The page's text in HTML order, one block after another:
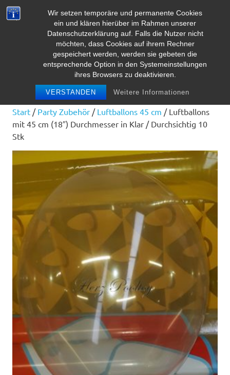
Wir setzen temporäre und permanente Cookies
ein und klären hierüber im Rahmen unserer
Datenschutzerklärung auf. Falls die Nutzer nicht
möchten, dass Cookies auf ihrem Rechner
gespeichert werden, werden sie gebeten die
entsprechende Option in den Systemeinstellungen
ihres Browsers zu deaktivieren.
VERSTANDEN Weitere Informationen
Zum
InhaltHerz Pooltoy
Start / Party Zubehör / Luftballons 45 cm / Luftballons
mit 45 cm (18″) Durchmesser in Klar / Durchsichtig 10
Stk